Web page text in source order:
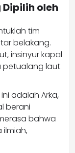
oleh
tim
belakang.
insinyur kapal
petualang laut
adalah Arka,
berani
bahwa